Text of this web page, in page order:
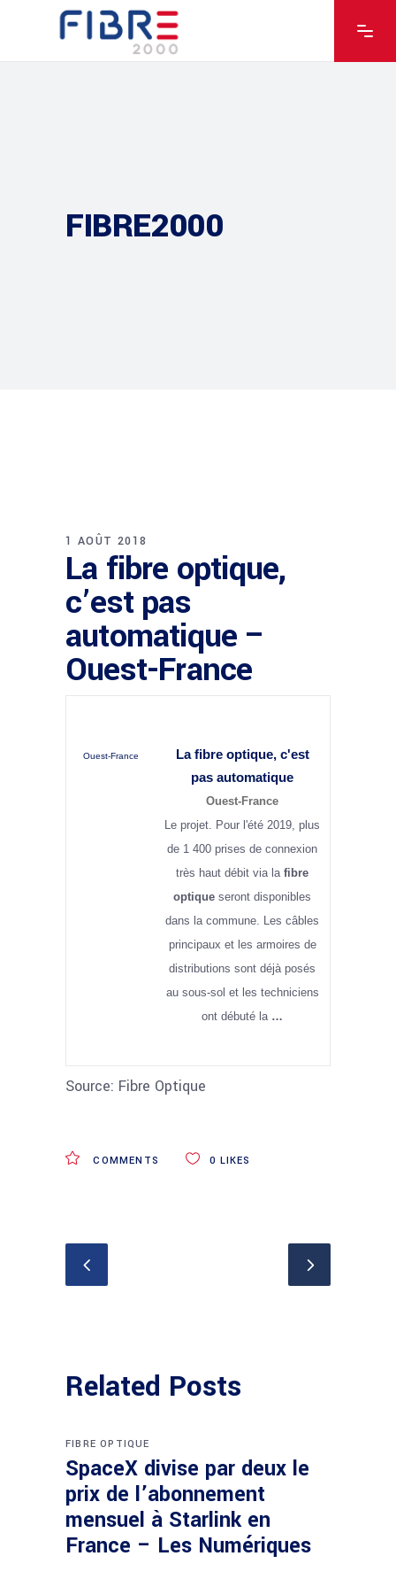
FIBRE2000
1 AOÛT 2018
La fibre optique,
c’est pas
automatique –
Ouest-France
Ouest-France Lafibre optique, c'est
pas automatique
Ouest-France
Le projet. Pour l'été 2019, plus
de 1 400 prises de connexion
très haut débit via la fibre
optique seront disponibles
dans la commune. Les câbles
principaux et les armoires de
distributions sont déjà posés
au sous-sol et les techniciens
ont débuté la …
Source: Fibre Optique
COMMENTS 0 LIKES
Related Posts
FIBRE OPTIQUE
SpaceX divise par deux le
prix de l’abonnement
mensuel à Starlink en
France – Les Numériques